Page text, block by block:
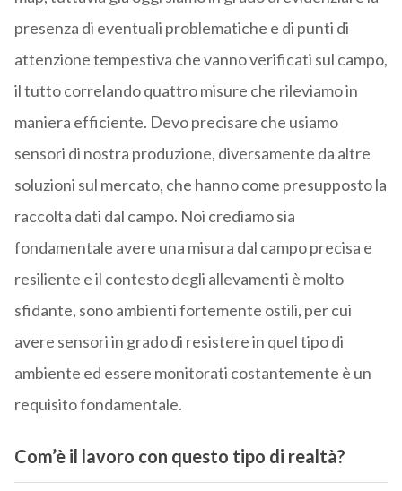
presenza di eventuali problematiche e di punti di
attenzione tempestiva che vanno verificati sul campo,
il tutto correlando quattro misure che rileviamo in
maniera efficiente. Devo precisare che usiamo
sensori di nostra produzione, diversamente da altre
soluzioni sul mercato, che hanno come presupposto la
raccolta dati dal campo. Noi crediamo sia
fondamentale avere una misura dal campo precisa e
resiliente e il contesto degli allevamenti è molto
sfidante, sono ambienti fortemente ostili, per cui
avere sensori in grado di resistere in quel tipo di
ambiente ed essere monitorati costantemente è un
requisito fondamentale.
Com’è il lavoro con questo tipo di realtà?